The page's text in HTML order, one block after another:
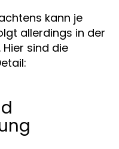
kann je
allerdings in der
sind die